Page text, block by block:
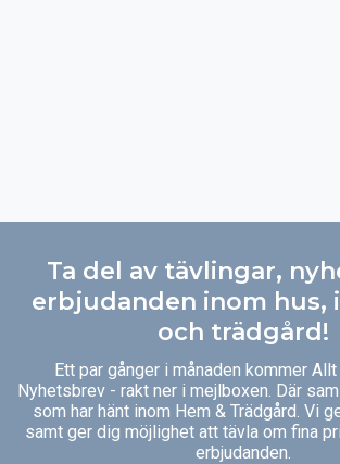
Ta del av tävlingar,
erbjudanden inom hus,
och trädgård!
Ett par gånger i månaden kommer
Nyhetsbrev - rakt ner i mejlboxen. Där
som har hänt inom Hem & Trädgård. Vi
samt ger dig möjlighet att tävla om fina
erbjudanden.